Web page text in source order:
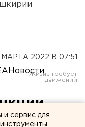
МАРТА 2022 В 07:51
и сервис для